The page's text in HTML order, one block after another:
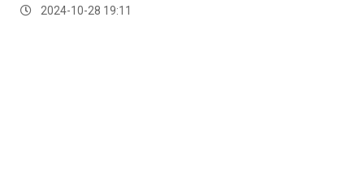
2024-10-28 19:11